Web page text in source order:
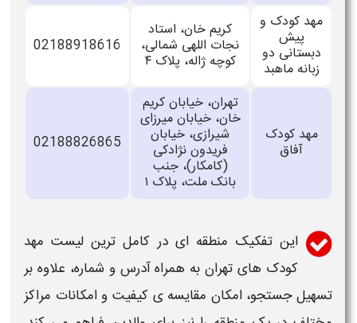
مهد کودک و
پیش
دبستانی دو
زبانه ماهبد
کریم خان، استاد
نجات اللهی شمالی،
کوچه ژاله، پلاک ۴
02188918616
مهد کودک
آفاق
تهران، خیابان کریم
خان، خیابان میرزای
شیرازی، خیابان
فریدون نژادکی
(کامکار)، جنب
بانک ملت، پلاک ۱
02188826865
این تفکیک منطقه ای در کامل ترین لیست مهد
کودک های تهران به همراه آدرس و شماره، علاوه بر
تسهیل جستجو، امکان مقایسه ی کیفیت و امکانات مراکز